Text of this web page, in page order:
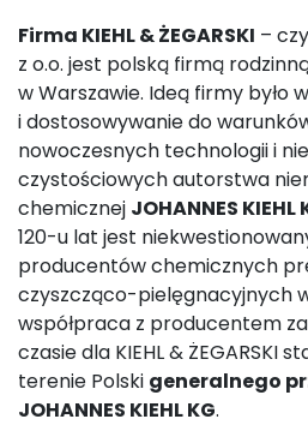
Firma KIEHL & ŻEGARSKI –
z o.o. jest polską firmą
w Warszawie. Ideą firmy było
i dostosowywanie do
nowoczesnych technologii i
czystościowych autorstwa
chemicznej JOHANNES KIEHL
120-u lat jest
producentów chemicznych
czyszcząco-pielęgnacyjnych
współpraca z producentem
czasie dla KIEHL & ŻEGARSKI
terenie Polski generalnego
JOHANNES KIEHL KG.